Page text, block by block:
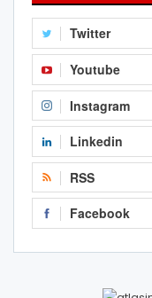
Twitter
Youtube
Instagram
Linkedin
RSS
Facebook